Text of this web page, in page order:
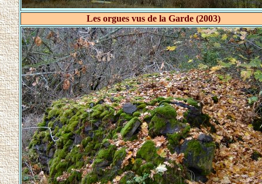
Les orgues vus de la Garde (2003)